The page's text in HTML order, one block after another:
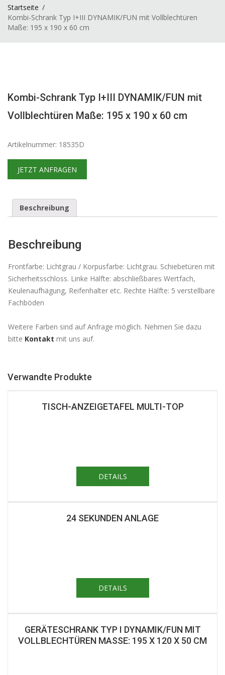
Startseite
Kombi-Schrank Typ I+III DYNAMIK/FUN mit Vollblechtüren
Maße: 195 x 190 x 60 cm
Kombi-Schrank Typ I+III DYNAMIK/FUN mit
Vollblechtüren Maße: 195 x 190 x 60 cm
Artikelnummer: 18535D
JETZT ANFRAGEN
Beschreibung
Beschreibung
Frontfarbe: Lichtgrau / Korpusfarbe: Lichtgrau. Schiebetüren mit
Sicherheitsschloss. Linke Hälfte: abschließbares Wertfach,
Keulenaufhägung, Reifenhalter etc. Rechte Hälfte: 5 verstellbare
Fachböden
Weitere Farben sind auf Anfrage möglich. Nehmen Sie dazu
bitte Kontakt mit uns auf.
Verwandte Produkte
TISCH-ANZEIGETAFEL MULTI-TOP
DETAILS
24 SEKUNDEN ANLAGE
DETAILS
GERÄTESCHRANK TYP I DYNAMIK/FUN MIT
VOLLBLECHTÜREN MASSE: 195 X 120 X 50 CM